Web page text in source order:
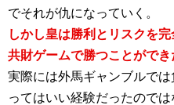
でそれが仇になっていく。
しかし皇は勝利とリスクを
共財ゲームで勝つことができ
実際には外馬ギャンブルで
ってはいい経験だったのでは